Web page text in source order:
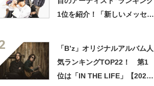
1位を紹介！「新しいメッセー
「B’z」オリジナルアルバム人
気ランキングTOP22！ 第1
位は「IN THE LIFE」【2023